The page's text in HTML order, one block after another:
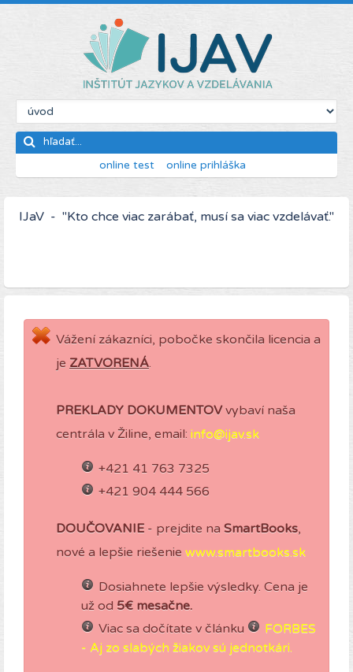
online test online prihláška
IJaV - "Kto chce viac zarábať, musí sa viac vzdelávať."
Vážení zákazníci, pobočke skončila licencia a
je ZATVORENÁ.
PREKLADY DOKUMENTOVvybaví naša
centrála v Žiline, email: info@ijav.sk
+421 41 763 7325
+421 904 444 566
DOUČOVANIE - prejdite na SmartBooks,
nové a lepšie riešenie www.smartbooks.sk
Dosiahnete lepšie výsledky. Cena je
už od 5€ mesačne.
Viac sa dočítate v článku
FORBES
- Aj zo slabých žiakov sú jednotkári.